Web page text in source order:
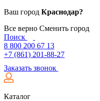
Ваш город Краснодар?
Все верно Сменить город
Поиск
8 800 200 67 13
+7 (861) 201-88-27
Заказать звонок
Каталог